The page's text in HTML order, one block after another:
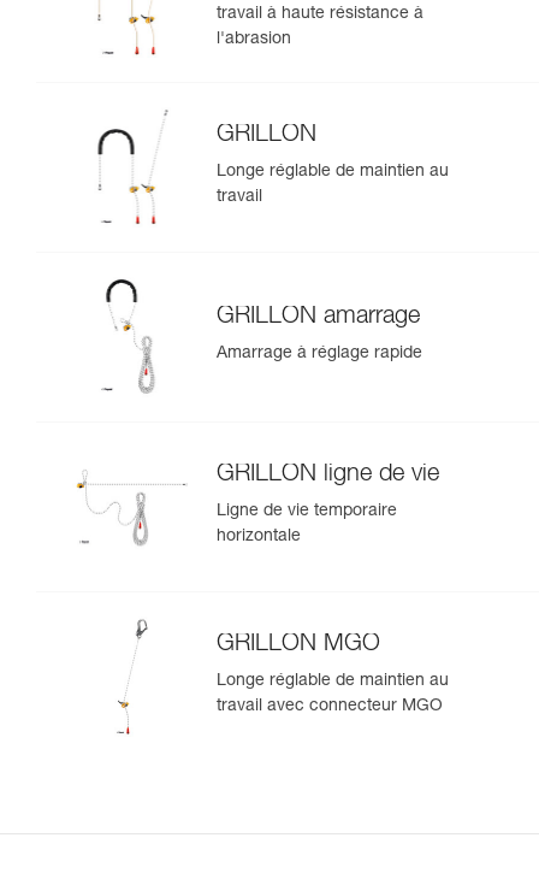
travail à haute résistance à
l'abrasion
GRILLON
Longe réglable de maintien au
travail
GRILLON amarrage
Amarrage à réglage rapide
GRILLON ligne de vie
Ligne de vie temporaire
horizontale
GRILLON MGO
Longe réglable de maintien au
travail avec connecteur MGO